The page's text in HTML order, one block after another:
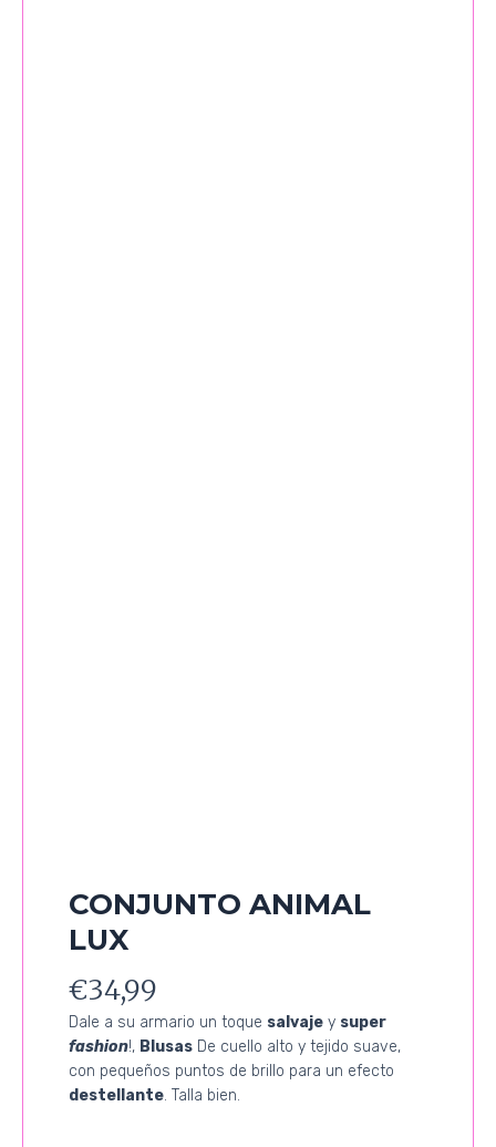
CONJUNTO ANIMAL
LUX
€34,99
Dale a su armario un toque salvajey super
fashion!, BlusasDe cuello alto y tejido suave,
con pequeños puntos de brillo para un efecto
destellante. Talla bien.